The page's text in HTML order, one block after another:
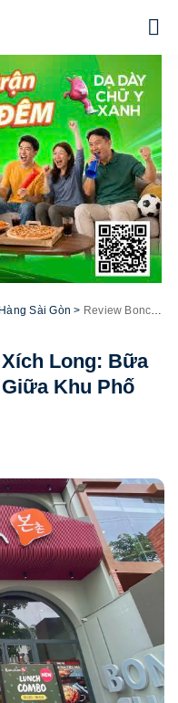
Sài Gòn > Review Bonchon Phan Xích Long: Bữa Tiệc Gà Rán Hàn Quốc Giữa Khu Phố Sành Ăn
Long: Bữa
Khu Phố